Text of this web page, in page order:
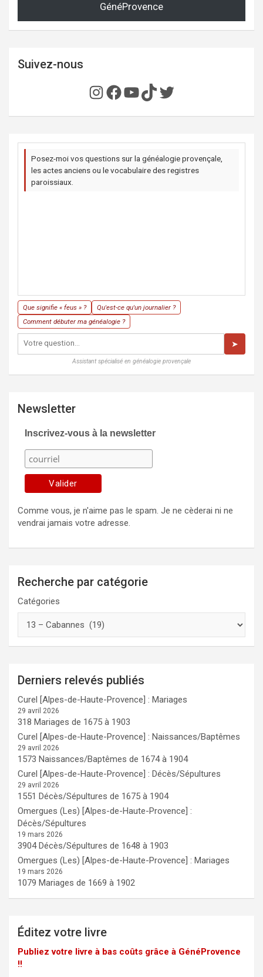
GénéProvence
Suivez-nous
Instagram
Facebook
YouTube
TikTok
Twitter
Posez-moi vos questions sur la généalogie provençale,
les actes anciens ou le vocabulaire des registres
paroissiaux.
Que signifie « feus » ?
Qu'est-ce qu'un journalier ?
Comment débuter ma généalogie ?
➤
Assistant spécialisé en généalogie provençale
Newsletter
Inscrivez-vous à la newsletter
Comme vous, je n'aime pas le spam. Je ne cèderai ni ne
vendrai jamais votre adresse.
Recherche par catégorie
Catégories
Derniers relevés publiés
Curel [Alpes-de-Haute-Provence] : Mariages
29 avril 2026
318 Mariages de 1675 à 1903
Curel [Alpes-de-Haute-Provence] : Naissances/Baptêmes
29 avril 2026
1573 Naissances/Baptêmes de 1674 à 1904
Curel [Alpes-de-Haute-Provence] : Décès/Sépultures
29 avril 2026
1551 Décès/Sépultures de 1675 à 1904
Omergues (Les) [Alpes-de-Haute-Provence] :
Décès/Sépultures
19 mars 2026
3904 Décès/Sépultures de 1648 à 1903
Omergues (Les) [Alpes-de-Haute-Provence] : Mariages
19 mars 2026
1079 Mariages de 1669 à 1902
Éditez votre livre
Publiez votre livre à bas coûts grâce à GénéProvence
!!